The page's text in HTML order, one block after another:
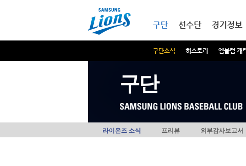
구단
구단소식 히스토리 엠블럼 캐
선수단 경기정보
구단
라이온즈 소식 프리뷰 외부감사보고서